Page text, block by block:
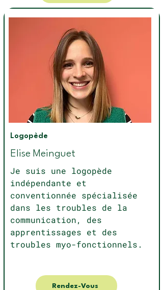
Logopède
Elise Meinguet
Je suis une logopède
indépendante et
conventionnée spécialisée
dans les troubles de la
communication, des
apprentissages et des
troubles myo-fonctionnels.
Rendez-Vous